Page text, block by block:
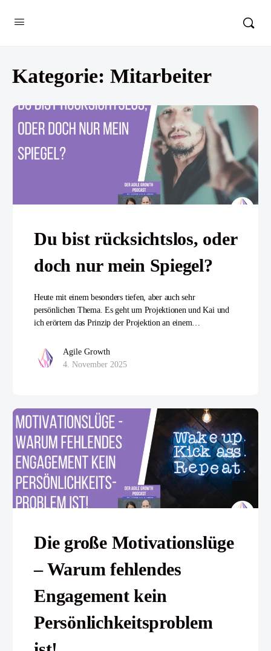
Kategorie: Mitarbeiter
Du bist rücksichtslos, oder
doch nur mein Spiegel?
Heute mit einem besonders tiefen, aber auch sehr
persönlichen Thema. Es geht um Projektionen und Kai und
ich erörtern das Prinzip der Projektion an einem…
Agile Growth
4. November 2025
Die große Motivationslüge
– Warum fehlendes
Engagement kein
Persönlichkeitsproblem